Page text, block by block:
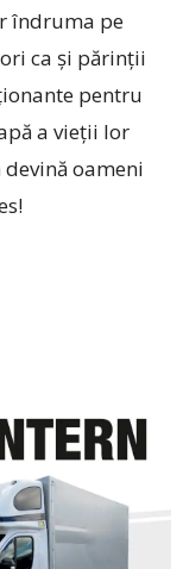
îndruma pe
ca și părinții
pentru
a vieții lor
devină oameni